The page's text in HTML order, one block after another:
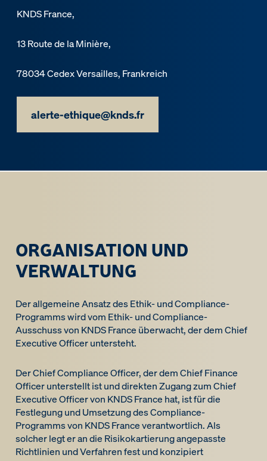
KNDS France,
13 Route de la Minière,
78034 Cedex Versailles, Frankreich
alerte-ethique@knds.fr
ORGANISATION UND
VERWALTUNG
Der allgemeine Ansatz des Ethik- und Compliance-
Programms wird vom Ethik- und Compliance-
Ausschuss von KNDS France überwacht, der dem Chief
Executive Officer untersteht.
Der Chief Compliance Officer, der dem Chief Finance
Officer unterstellt ist und direkten Zugang zum Chief
Executive Officer von KNDS France hat, ist für die
Festlegung und Umsetzung des Compliance-
Programms von KNDS France verantwortlich. Als
solcher legt er an die Risikokartierung angepasste
Richtlinien und Verfahren fest und konzipiert